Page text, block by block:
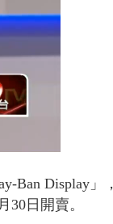
Ban Display」，
日開賣。